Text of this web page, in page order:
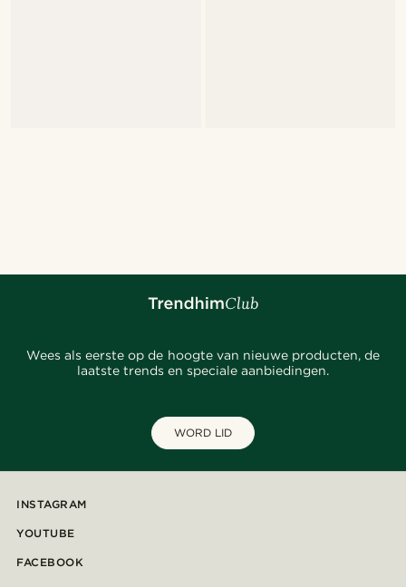
Wees als eerste op de hoogte van nieuwe producten, de
laatste trends en speciale aanbiedingen.
WORD LID
INSTAGRAM
YOUTUBE
FACEBOOK